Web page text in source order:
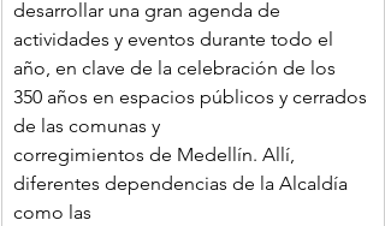
desarrollar una gran agenda de
actividades y eventos durante todo el
año, en clave de la celebración de los
350 años en espacios públicos y cerrados
de las comunas y
corregimientos de Medellín. Allí,
diferentes dependencias de la Alcaldía
como las